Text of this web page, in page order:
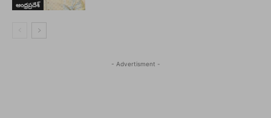
ఆంధ్రప్రదేశ్
- Advertisment -